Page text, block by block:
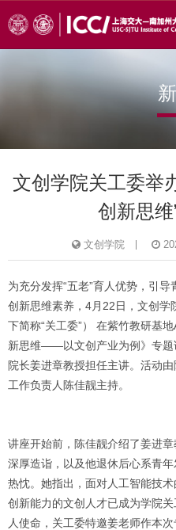
文创学院关工委举
创新思
文创学院
为充分发挥“五老”育人优势，引
创新思维素养，4月22日，文创学
下简称“关工委”） 在紫竹教研基
新思维——以文创产业为例》专题
院长姜进章教授担任主讲。活动
工作负责人陈佳靓主持。
讲座开始前，陈佳靓介绍了姜进
深厚造诣，以及他退休后心系青
热忱。她指出，面对人工智能技
创新能力的文创人才已成为学院
人使命，关工委特邀姜老师作本